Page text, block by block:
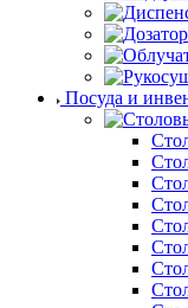
Санитарно-